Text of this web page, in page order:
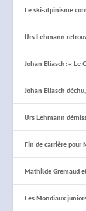
Le ski-alpinisme
Urs Lehmann
Johan Eliasch: « Le
Johan Eliasch
Urs Lehmann
Fin de carrière pour
Mathilde Gremaud
Les Mondiaux